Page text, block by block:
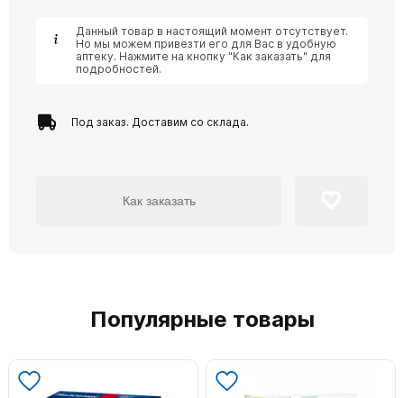
Данный товар в настоящий момент отсутствует.
Но мы можем привезти его для Вас в удобную
аптеку. Нажмите на кнопку "Как заказать" для
подробностей.
Под заказ. Доставим со склада.
Как заказать
Популярные товары